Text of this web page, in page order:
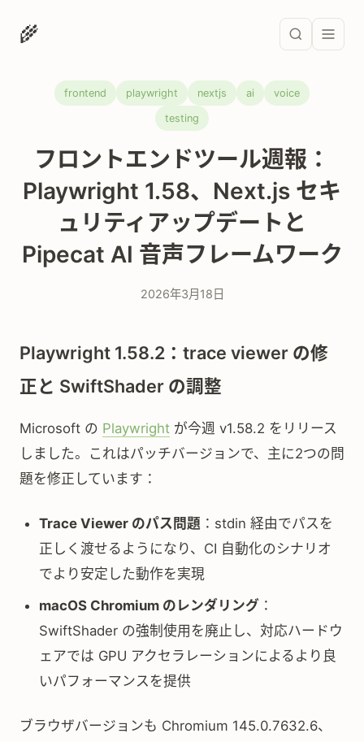
🌾
frontend playwright nextjs ai voice
testing
フロントエンドツール週報：
Playwright 1.58、Next.js セキ
ュリティアップデートと
Pipecat AI 音声フレームワーク
2026年3月18日
Playwright 1.58.2：trace viewer の修
正と SwiftShader の調整
Microsoft の Playwright が今週 v1.58.2 をリリース
しました。これはパッチバージョンで、主に2つの問
題を修正しています：
Trace Viewer のパス問題 ：stdin 経由でパスを
正しく渡せるようになり、CI 自動化のシナリオ
でより安定した動作を実現
macOS Chromium のレンダリング ：
SwiftShader の強制使用を廃止し、対応ハードウ
ェアでは GPU アクセラレーションによるより良
いパフォーマンスを提供
ブラウザバージョンも Chromium 145.0.7632.6、